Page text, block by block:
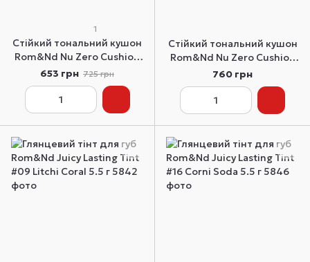
1
Стійкий тональний кушон
Rom&Nd Nu Zero Cushion
SPF24 PA++ 02 Pure 15 г.
653 грн 725 грн
Стійкий тональний кушон
Rom&Nd Nu Zero Cushion
SPF24 PA++ 04 Beige 15 г.
760 грн